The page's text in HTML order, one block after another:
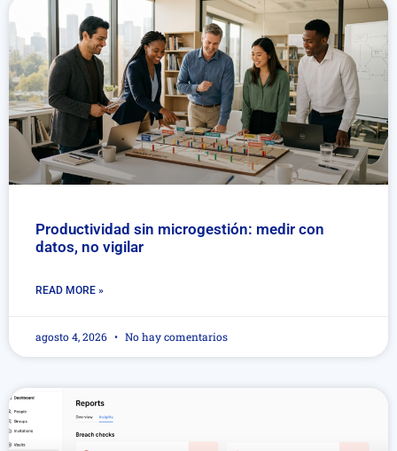
Productividad sin microgestión: medir con
datos, no vigilar
READ MORE »
agosto 4, 2026 No hay comentarios